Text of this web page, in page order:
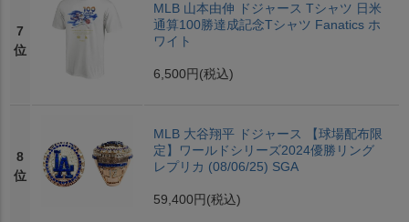
7
位
MLB 山本由伸 ドジャース Tシャツ 日米
通算100勝達成記念Tシャツ Fanatics ホ
ワイト
6,500円 (税込)
8
位
MLB 大谷翔平 ドジャース 【球場配布限
定】ワールドシリーズ2024優勝リング
レプリカ (08/06/25) SGA
59,400円 (税込)